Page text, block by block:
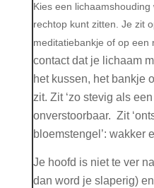
Kies een
rechtop kunt zitten. Je zit
meditatiebankje of op een
contact dat je lichaam
het kussen, het bankje
zit. Zit ‘zo stevig als
onverstoorbaar. Zit
bloemstengel’: wakker
Je hoofd is niet te ver
dan word je slaperig)